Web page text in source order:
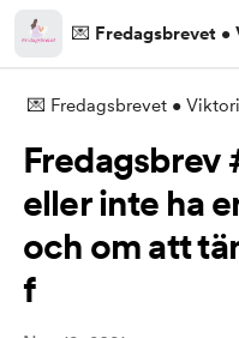
💌 Fredagsbrevet
💌 Fredagsbrevet •
Fredagsbrev
eller inte ha
och om att
f